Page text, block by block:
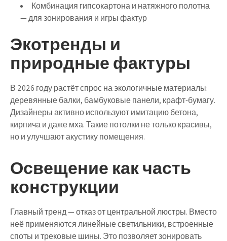
Комбинация гипсокартона и натяжного полотна
— для зонирования и игры фактур
Экотренды и
природные фактуры
В 2026 году растёт спрос на экологичные материалы:
деревянные балки, бамбуковые панели, крафт-бумагу.
Дизайнеры активно используют имитацию бетона,
кирпича и даже мха. Такие потолки не только красивы,
но и улучшают акустику помещения.
Освещение как часть
конструкции
Главный тренд — отказ от центральной люстры. Вместо
неё применяютсялинейные светильники, встроенные
споты итрековые шины. Это позволяет зонировать